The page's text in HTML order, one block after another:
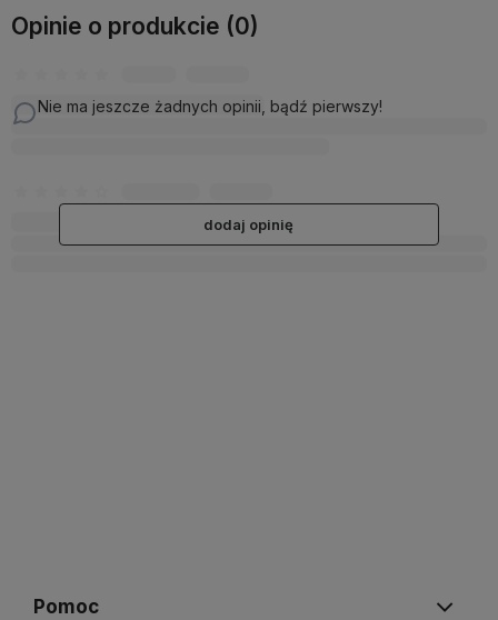
Opinie o produkcie (0)
Nie ma jeszcze żadnych opinii, bądź pierwszy!
dodaj opinię
Pomoc